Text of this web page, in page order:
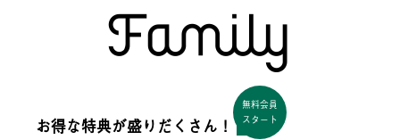
お得な特典が盛りだくさん！
無料会員
スタート